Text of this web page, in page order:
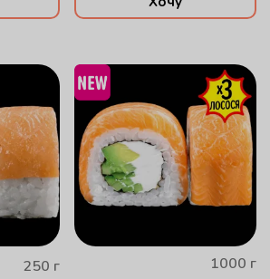
250 г 1000 г